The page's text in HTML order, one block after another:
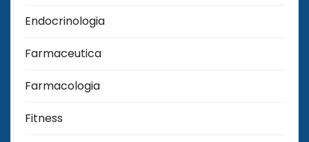
Endocrinologia
Farmaceutica
Farmacologia
Fitness